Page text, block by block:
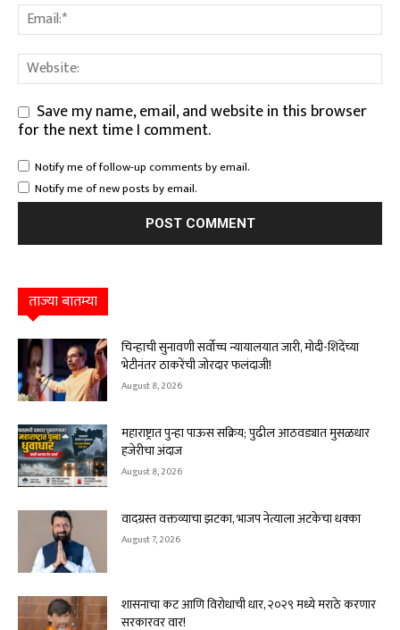
Save my name, email, and website in this browser
for the next time I comment.
Notify me of follow-up comments by email.
Notify me of new posts by email.
ताज्या बातम्या
चिन्हाची सुनावणी सर्वोच्च न्यायालयात जारी, मोदी-शिंदेंच्या
भेटीनंतर ठाकरेंची जोरदार फलंदाजी!
August 8, 2026
महाराष्ट्रात पुन्हा पाऊस सक्रिय; पुढील आठवड्यात मुसळधार
हजेरीचा अंदाज
August 8, 2026
वादग्रस्त वक्तव्याचा झटका, भाजप नेत्याला अटकेचा धक्का
August 7, 2026
शासनाचा कट आणि विरोधाची धार, २०२९ मध्ये मराठे करणार
सरकारवर वार!